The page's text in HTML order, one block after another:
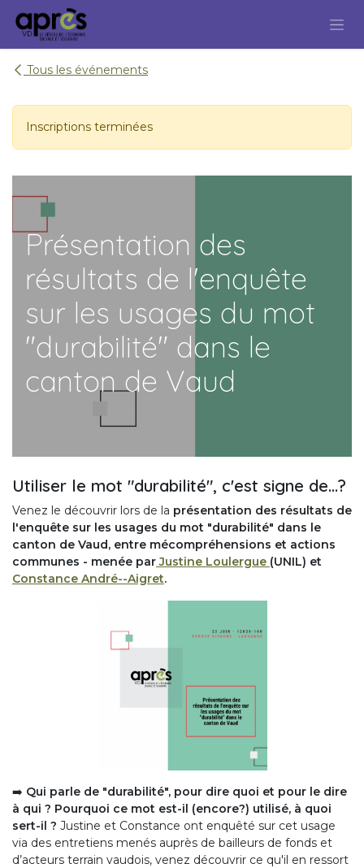
Se rendre au contenu
Tous les événements
Inscriptions terminées
Présentation des
résultats de l'enquête
sur les usages du mot
"durabilité" dans le
canton de Vaud
Utiliser le mot "durabilité", c'est signe de...?
Venez le découvrir lors de la présentation des résultats de
l'enquête sur les usages du mot "durabilité" dans le
canton de Vaud, entre mécompréhensions et actions
communes - menée parJustine Loulergue (UNIL) et
Constance André--Aigret.
➡️ Qui parle de "durabilité", pour dire quoi et pour le dire
à qui ? Pourquoi ce mot est-il (encore?) utilisé, à quoi
sert-il ? Justine et Constance ont enquêté sur cet usage
via des entretiens menés auprès de bailleurs de fonds et
d’acteurs terrain vaudois, venez découvrir ce qu'il en ressort